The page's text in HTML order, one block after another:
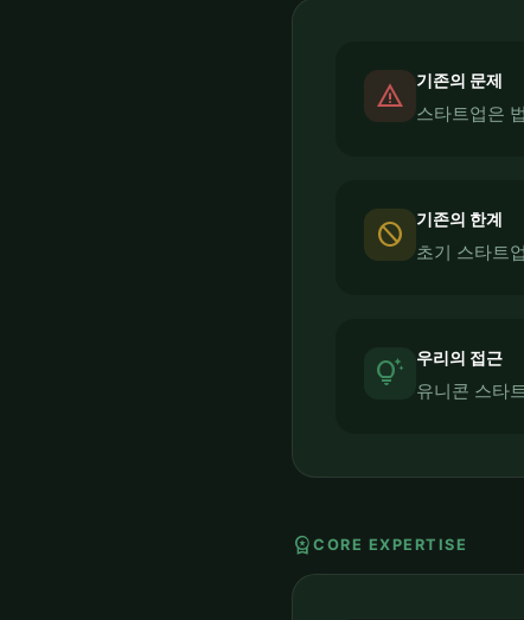
report_problem 기존의 문제
스타트업은
block 기존의 한계
초기 스타트
tips_and_updates 우리의 접근
유니콘 스타
workspace_premium CORE EXPERTISE